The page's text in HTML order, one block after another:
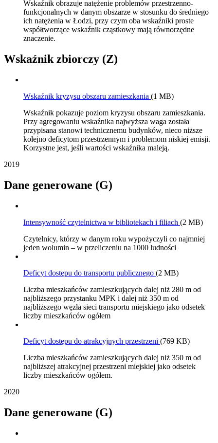
Wskaźnik obrazuje natężenie problemów przestrzenno-
funkcjonalnych w danym obszarze w stosunku do średniego
ich natężenia w Łodzi, przy czym oba wskaźniki proste
współtworzące wskaźnik cząstkowy mają równorzędne
znaczenie.
Wskaźnik zbiorczy (Z)
Wskaźnik kryzysu obszaru zamieszkania (1 MB)
Wskaźnik pokazuje poziom kryzysu obszaru zamieszkania.
Przy agregowaniu wskaźnika najwyższa waga została
przypisana stanowi technicznemu budynków, nieco niższe
kolejno deficytom przestrzennym i problemom niskiej emisji.
Korzystne jest, jeśli wartości wskaźnika maleją.
2019
Dane generowane (G)
Intensywność czytelnictwa w bibliotekach i filiach (2 MB)
Czytelnicy, którzy w danym roku wypożyczyli co najmniej
jeden wolumin – w przeliczeniu na 1000 ludności
Deficyt dostępu do transportu publicznego (2 MB)
Liczba mieszkańców zamieszkujących dalej niż 280 m od
najbliższego przystanku MPK i dalej niż 350 m od
najbliższego węzła sieci transportu miejskiego jako odsetek
liczby mieszkańców ogółem
Deficyt dostępu do atrakcyjnych przestrzeni (769 KB)
Liczba mieszkańców zamieszkujących dalej niż 350 m od
najbliższej atrakcyjnej przestrzeni miejskiej jako odsetek
liczby mieszkańców ogółem.
2020
Dane generowane (G)